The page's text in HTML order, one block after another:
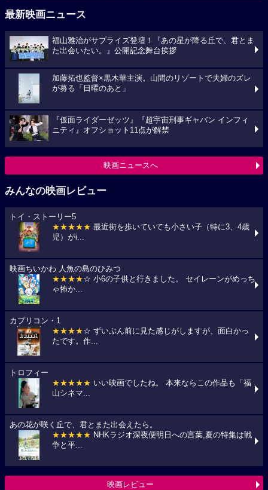
最新映画ニュース
福山雅治がサプライズ登壇！『あの星が降る丘で、君とま
た出会いたい。』公開記念舞台挨拶
加藤拓也監督×黒木華主演。山間のリゾートで夫婦のズレ
が募る「日曜のあと」
『仮面ライダーゼッツ』『超宇宙刑事ギャバン インフィ
ニティ』オフショット11点が解禁
映画ニュースへ
みんなの映画レビュー
トイ・ストーリー5
★★★★★ 最近街を歩いていても小さい子（特に3、4歳
児）がi...
映画ちいかわ 人魚の島のひみつ
★★★★☆ 小6の子供と行きました。 セイレーンがめっち
ゃ怖か...
カプリコン・1
★★★★☆ ずいぶん前に見た感じがしますが、面白かっ
たです。作...
トロフィー
★★★★★ いい映画でしたね。 本来ならこの作品も「福
山シネマ...
あの花が咲く丘で、君とまた出会えたら。
★★★★★ NHKラジオ深夜便明日への言葉,夏の特集は戦
争と平...
映画レビュー